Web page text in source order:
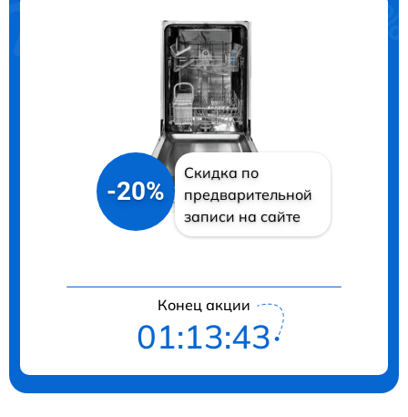
-20%
Скидка по
предварительной
записи на сайте
Конец акции
01:13:43